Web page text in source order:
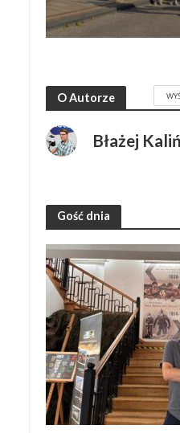
O Autorze
Błażej
Gość dnia